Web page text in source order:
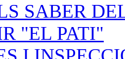
SABER
"EL PATI"